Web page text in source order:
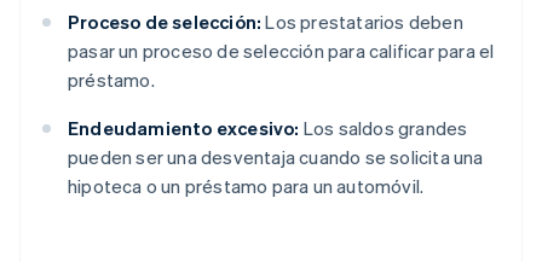
Proceso de selección: Los prestatarios deben
pasar un proceso de selección para calificar para el
préstamo.
Endeudamiento excesivo: Los saldos grandes
pueden ser una desventaja cuando se solicita una
hipoteca o un préstamo para un automóvil.